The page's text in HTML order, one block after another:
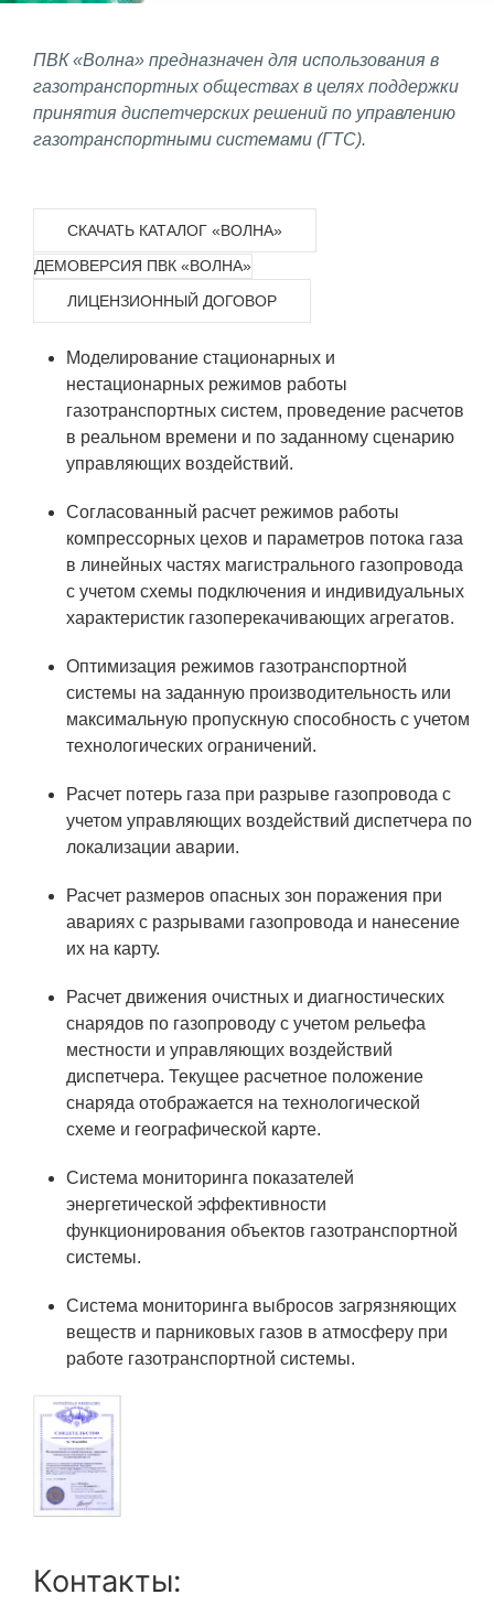
Фундаментальные и прикладные
исследования
Газодинамические исследования
Забабахинские научные чтения
Семинар «Радиационная физика
металлов и сплавов»
Аспирантура
Премии молодым ученым
Интеллектуальная собственность
Семинар «Моделирование технологий
ЯТЦ»
Препринты
Зимняя школа по физике высоких
плотностей энергий
конференция «Исследования.
Технологии. Развитие»
ДПО и ПО (Дополнительное
профессиональное образование и
профессиональное обучение)
Лазерные технологии
Каталог гражданской продукции
Технологии водородной энергетики
Цифровые продукты
Электротехника
Системы безопасности
Услуги
Прочая продукция
Испытательный центр ВЭИ
СОЦИАЛЬНАЯ ОТВЕТСТВЕННОСТЬ
Программы по оздоровлению
Обеспечение жильем
Социальная поддержка
Санаторий-профилакторий
ПВК «Волна» предназначен для использования в
газотранспортных обществах в целях поддержки
принятия диспетчерских решений по управлению
газотранспортными системами (ГТС).
СКАЧАТЬ КАТАЛОГ «ВОЛНА»
ДЕМОВЕРСИЯ ПВК «ВОЛНА»
ЛИЦЕНЗИОННЫЙ ДОГОВОР
Моделирование стационарных и
нестационарных режимов работы
газотранспортных систем, проведение расчетов
в реальном времени и по заданному сценарию
управляющих воздействий.
Согласованный расчет режимов работы
компрессорных цехов и параметров потока газа
в линейных частях магистрального газопровода
с учетом схемы подключения и индивидуальных
характеристик газоперекачивающих агрегатов.
Оптимизация режимов газотранспортной
системы на заданную производительность или
максимальную пропускную способность с учетом
технологических ограничений.
Расчет потерь газа при разрыве газопровода с
учетом управляющих воздействий диспетчера по
локализации аварии.
Расчет размеров опасных зон поражения при
авариях с разрывами газопровода и нанесение
их на карту.
Расчет движения очистных и диагностических
снарядов по газопроводу с учетом рельефа
местности и управляющих воздействий
диспетчера. Текущее расчетное положение
снаряда отображается на технологической
схеме и географической карте.
Система мониторинга показателей
энергетической эффективности
функционирования объектов газотранспортной
системы.
Система мониторинга выбросов загрязняющих
веществ и парниковых газов в атмосферу при
работе газотранспортной системы.
Контакты: